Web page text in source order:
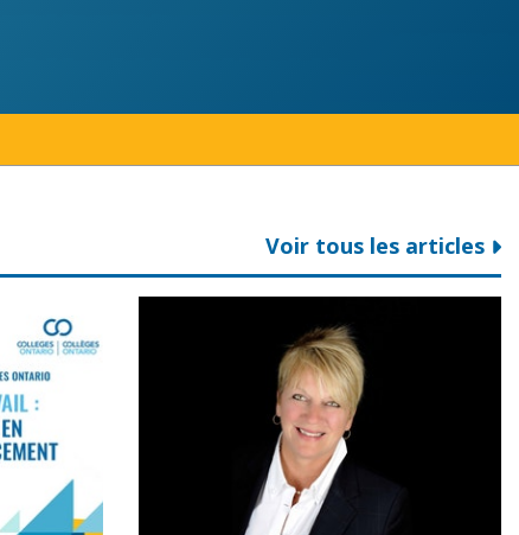
Voir tous les articles